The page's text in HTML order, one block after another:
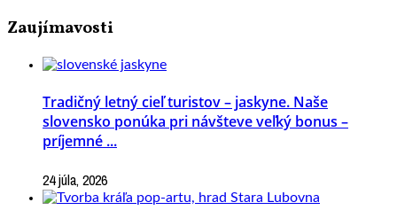
Zaujímavosti
Tradičný letný cieľ turistov – jaskyne. Naše
slovensko ponúka pri návšteve veľký bonus –
príjemné ...
24 júla, 2026